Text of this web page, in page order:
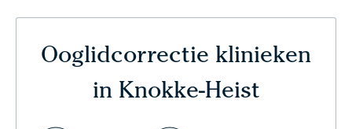
Ooglidcorrectie klinieken
in Knokke-Heist